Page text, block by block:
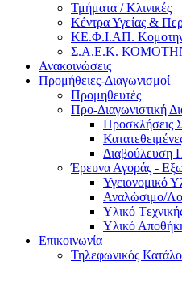
Τμήματα / Κλινικές
Κέντρα Υγείας &
ΚΕ.Φ.Ι.ΑΠ.
Σ.Α.Ε.Κ.
Ανακοινώσεις
Προμήθειες-Διαγωνισμοί
Προμηθευτές
Προ-Διαγωνιστική
Προσκλήσεις
Διαβούλευση
Έρευνα Αγοράς -
Υγειονομικό
Αναλώσιμο/
Υλικό
Υλικό
Επικοινωνία
Τηλεφωνικός